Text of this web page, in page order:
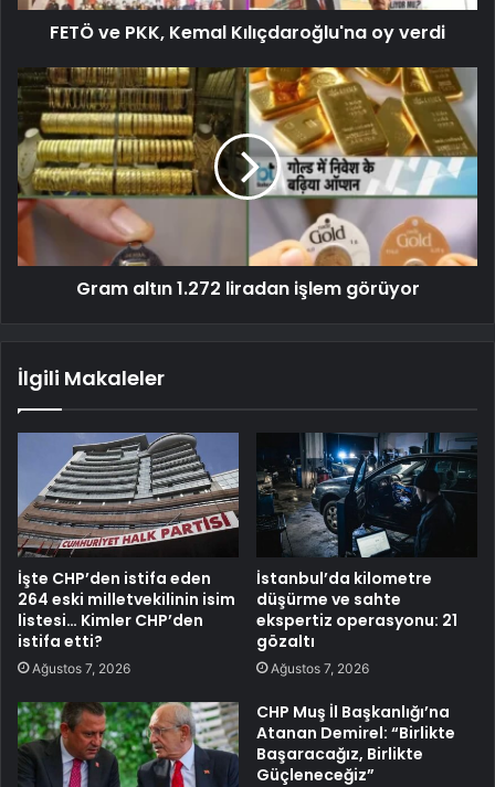
FETÖ ve PKK, Kemal Kılıçdaroğlu'na oy verdi
Gram altın 1.272 liradan işlem görüyor
İlgili Makaleler
İşte CHP’den istifa eden
264 eski milletvekilinin isim
listesi… Kimler CHP’den
istifa etti?
Ağustos 7, 2026
İstanbul’da kilometre
düşürme ve sahte
ekspertiz operasyonu: 21
gözaltı
Ağustos 7, 2026
CHP Muş İl Başkanlığı’na
Atanan Demirel: “Birlikte
Başaracağız, Birlikte
Güçleneceğiz”